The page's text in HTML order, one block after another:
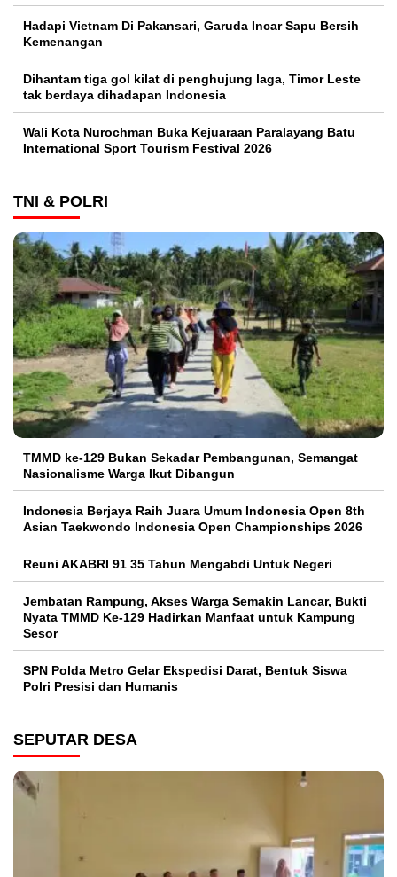
Hadapi Vietnam Di Pakansari, Garuda Incar Sapu Bersih
Kemenangan
Dihantam tiga gol kilat di penghujung laga, Timor Leste
tak berdaya dihadapan Indonesia
Wali Kota Nurochman Buka Kejuaraan Paralayang Batu
International Sport Tourism Festival 2026
TNI & POLRI
TMMD ke-129 Bukan Sekadar Pembangunan, Semangat
Nasionalisme Warga Ikut Dibangun
Indonesia Berjaya Raih Juara Umum Indonesia Open 8th
Asian Taekwondo Indonesia Open Championships 2026
Reuni AKABRI 91 35 Tahun Mengabdi Untuk Negeri
Jembatan Rampung, Akses Warga Semakin Lancar, Bukti
Nyata TMMD Ke-129 Hadirkan Manfaat untuk Kampung
Sesor
SPN Polda Metro Gelar Ekspedisi Darat, Bentuk Siswa
Polri Presisi dan Humanis
SEPUTAR DESA